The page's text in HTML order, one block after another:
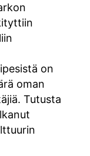
on
oman
Tutusta